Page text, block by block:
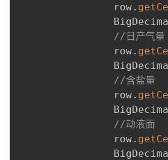
                row
.
//日产气量
                row
.
//含盐量
                row
.
//动液面
                row
.